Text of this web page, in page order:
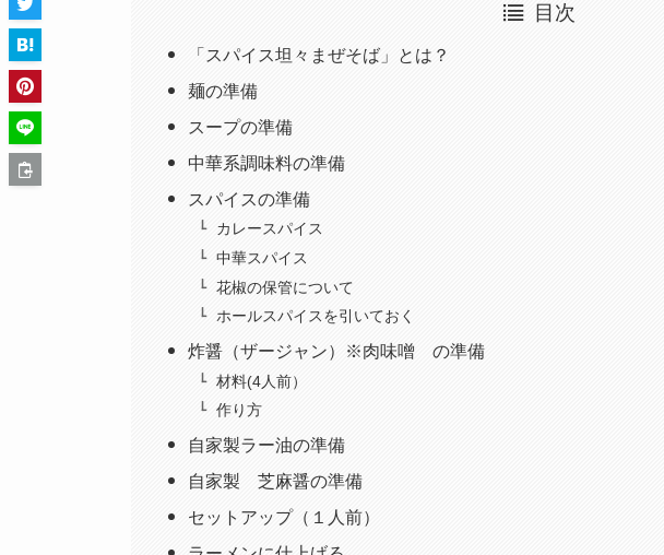
目次
「スパイス坦々まぜそば」とは？
麺の準備
スープの準備
中華系調味料の準備
スパイスの準備
カレースパイス
中華スパイス
花椒の保管について
ホールスパイスを引いておく
炸醤（ザージャン）※肉味噌 の準備
材料(4人前）
作り方
自家製ラー油の準備
自家製 芝麻醤の準備
セットアップ（１人前）